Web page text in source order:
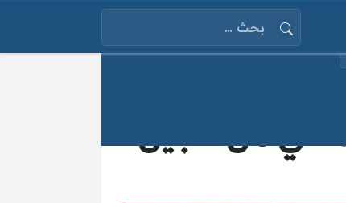
البحث عن: